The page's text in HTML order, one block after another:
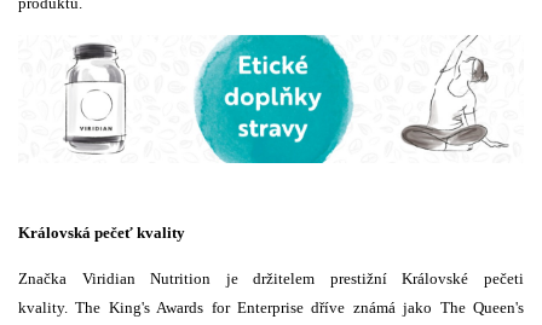
Královská pečeť kvality
Značka Viridian Nutrition je držitelem prestižní Královské pečeti
kvality. The King's Awards for Enterprise dříve známá jako The Queen's